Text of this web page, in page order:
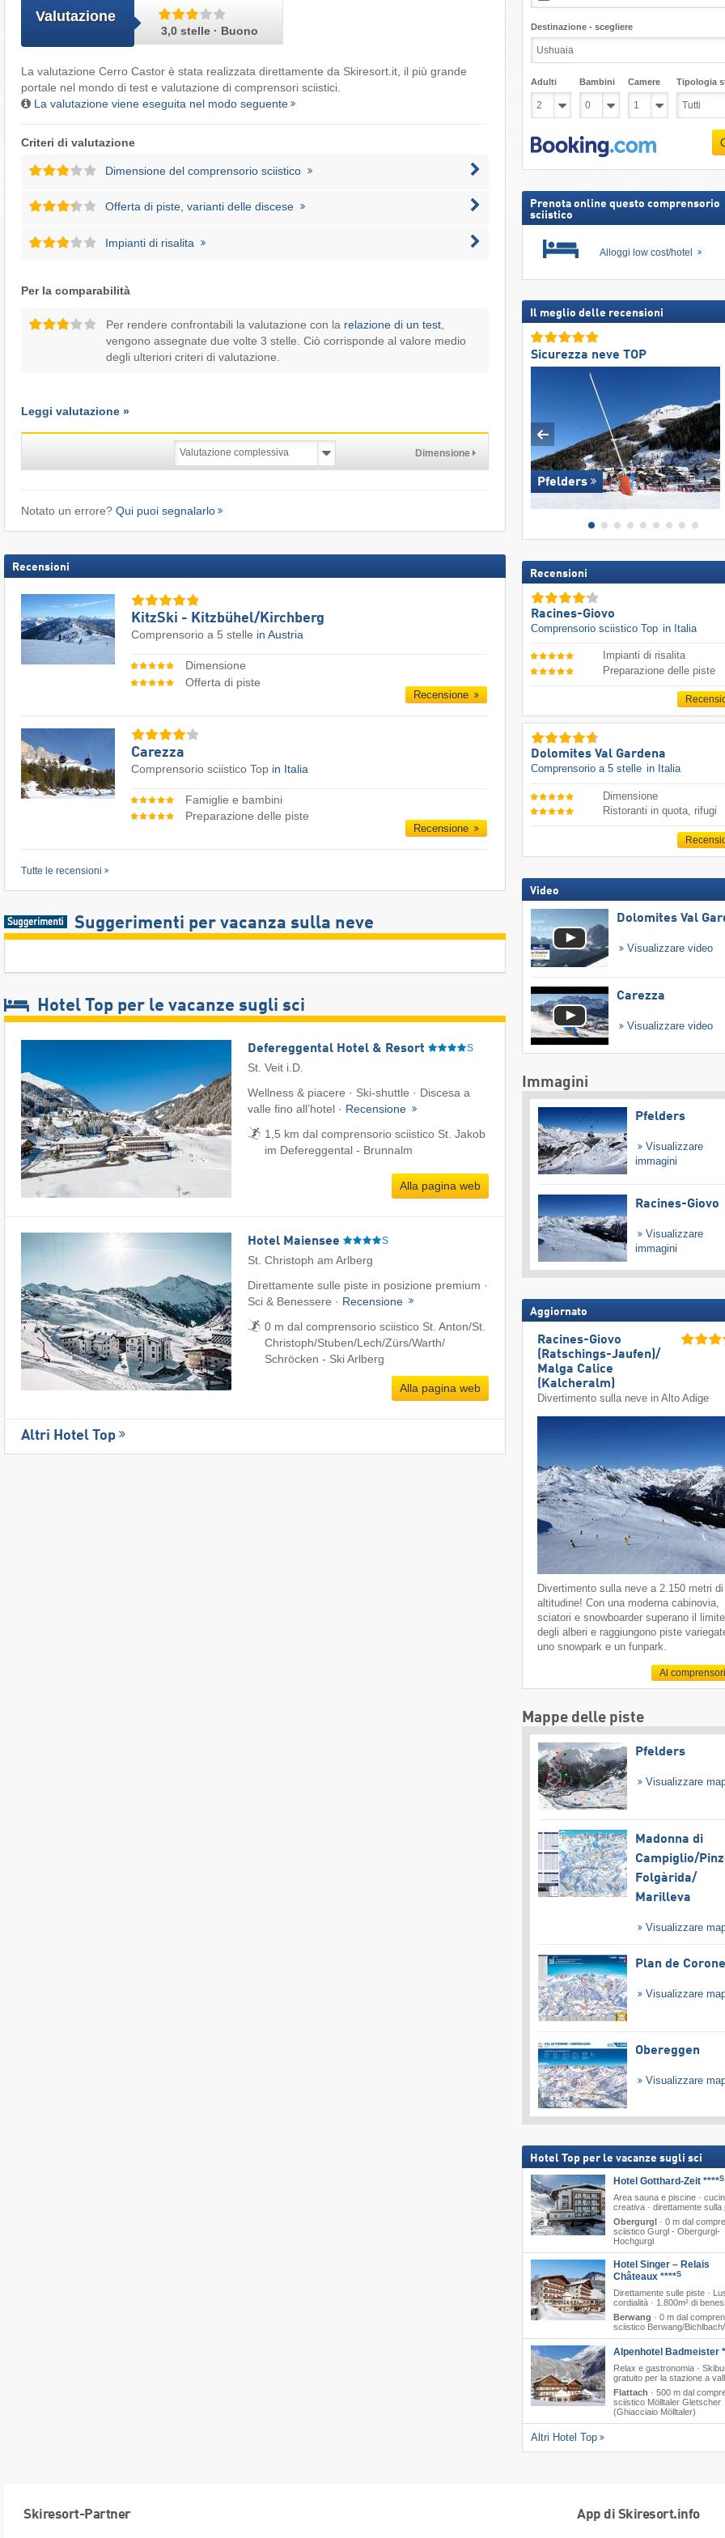
Valutazione
3,0 stelle · Buono
La valutazione Cerro Castor è stata realizzata direttamente da Skiresort.it, il più grande
portale nel mondo di test e valutazione di comprensori sciistici.
La valutazione viene eseguita nel modo seguente
Criteri di valutazione
Dimensione del comprensorio sciistico
Offerta di piste, varianti delle discese
Impianti di risalita
Per la comparabilità
Per rendere confrontabili la valutazione con la relazione di un test,
vengono assegnate due volte 3 stelle. Ciò corrisponde al valore medio
degli ulteriori criteri di valutazione.
Leggi valutazione »
Dimensione
Notato un errore? Qui puoi segnalarlo
Recensioni
KitzSki - Kitzbühel/​Kirchberg
Comprensorio a 5 stelle in Austria
Dimensione
Offerta di piste
Recensione
Carezza
Comprensorio sciistico Top in Italia
Famiglie e bambini
Preparazione delle piste
Recensione
Tutte le recensioni
Suggerimenti per vacanza sulla neve
Hotel Top per le vacanze sugli sci
Defereggental Hotel & Resort S
St. Veit i.D.
Wellness & piacere · Ski-shuttle · Discesa a
valle fino all’hotel · Recensione
1,5 km dal comprensorio sciistico St. Jakob
im Defereggental - Brunnalm
Alla pagina web
Hotel Maiensee S
St. Christoph am Arlberg
Direttamente sulle piste in posizione premium ·
Sci & Benessere · Recensione
0 m dal comprensorio sciistico St. Anton/​St.
Christoph/​Stuben/​Lech/​Zürs/​Warth/​
Schröcken - Ski Arlberg
Alla pagina web
Altri Hotel Top
Destinazione - scegliere
Adulti Bambini Camere Tipologia
Prenota online questo comprensorio
sciistico
Alloggi low cost/hotel
Il meglio delle recensioni
Sicurezza neve TOP
Pfelders
Recensioni
Racines-Giovo
Comprensorio sciistico Top in Italia
Impianti di risalita
Preparazione delle piste
Dolomites Val Gardena
Comprensorio a 5 stelle in Italia
Dimensione
Ristoranti in quota, rifugi
Video
Dolomites Val
Visualizzare video
Carezza
Visualizzare video
Immagini
Pfelders
Visualizzare
immagini
Racines-Giovo
Visualizzare
immagini
Aggiornato
Racines-Giovo
(Ratschings-Jaufen)/​
Malga Calice
(Kalcheralm)
Divertimento sulla neve in Alto Adige
Divertimento sulla neve a 2.150 metri di
altitudine! Con una moderna cabinovia,
sciatori e snowboarder superano il limite
degli alberi e raggiungono piste
uno snowpark e un funpark.
Al
Mappe delle piste
Pfelders
Visualizzare
Madonna di
Campiglio/​
Folgàrida/​
Marilleva
Visualizzare
Plan de
Visualizzare
Obereggen
Visualizzare
Hotel Top per le vacanze sugli sci
Hotel Gotthard-Zeit ****S
Area sauna e piscine ·
creativa · direttamente sulla
Obergurgl
· 0 m dal
sciistico Gurgl - Obergurgl-
Hochgurgl
Hotel Singer – Relais
Châteaux ****S
Direttamente sulle piste ·
cordialità · 1.800m² di
Berwang · 0 m dal
sciistico Berwang/​
Alpenhotel Badmeister
Relax e gastronomia ·
gratuito per la stazione a
Flattach · 500 m dal
sciistico Mölltaler Gletscher
(Ghiacciaio Mölltaler)
Altri Hotel Top
Skiresort-Partner App di Skiresort.info